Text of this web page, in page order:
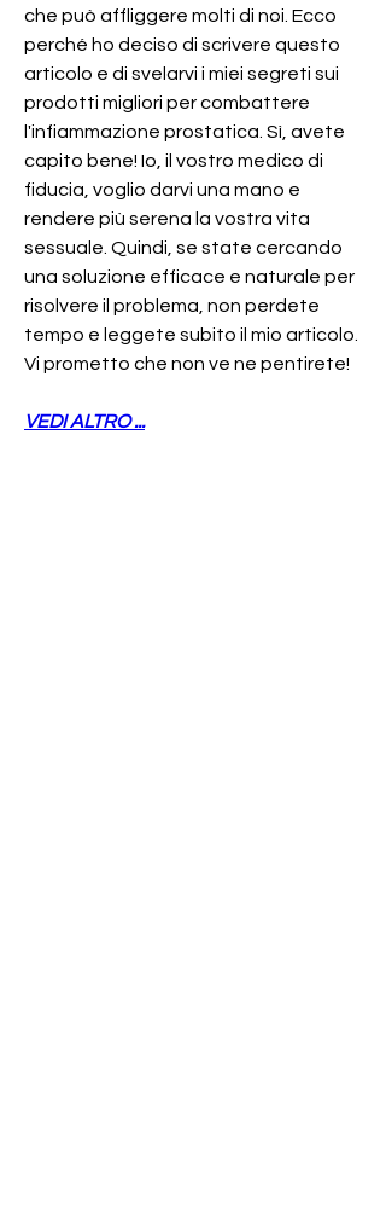
che può affliggere molti di noi. Ecco
perché ho deciso di scrivere questo
articolo e di svelarvi i miei segreti sui
prodotti migliori per combattere
l'infiammazione prostatica. Sì, avete
capito bene! Io, il vostro medico di
fiducia, voglio darvi una mano e
rendere più serena la vostra vita
sessuale. Quindi, se state cercando
una soluzione efficace e naturale per
risolvere il problema, non perdete
tempo e leggete subito il mio articolo.
Vi prometto che non ve ne pentirete!
VEDI ALTRO ...